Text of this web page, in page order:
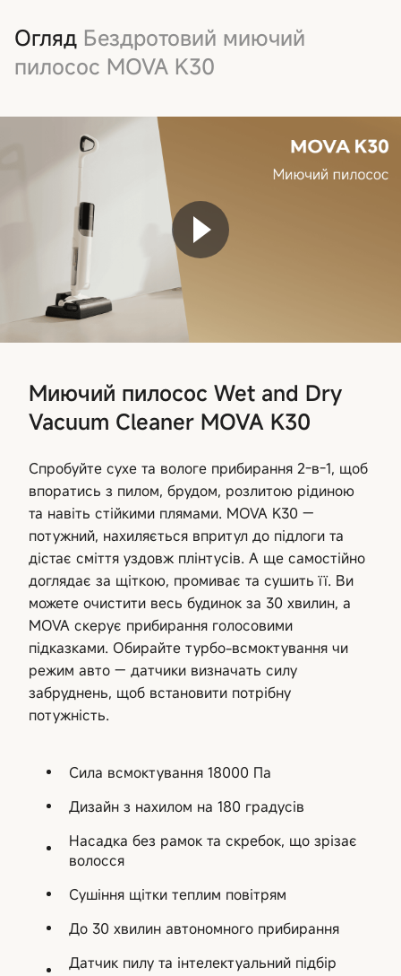
Огляд Бездротовий миючий
пилосос MOVA K30
Миючий пилосос Wet and Dry
Vacuum Cleaner MOVA K30
Спробуйте сухе та вологе прибирання 2-в-1, щоб
впоратись з пилом, брудом, розлитою рідиною
та навіть стійкими плямами. MOVA K30 —
потужний, нахиляється впритул до підлоги та
дістає сміття уздовж плінтусів. А ще самостійно
доглядає за щіткою, промиває та сушить її. Ви
можете очистити весь будинок за 30 хвилин, а
MOVA скерує прибирання голосовими
підказками. Обирайте турбо-всмоктування чи
режим авто — датчики визначать силу
забруднень, щоб встановити потрібну
потужність.
Сила всмоктування 18000 Па
Дизайн з нахилом на 180 градусів
Насадка без рамок та скребок, що зрізає
волосся
Сушіння щітки теплим повітрям
До 30 хвилин автономного прибирання
Датчик пилу та інтелектуальний підбір